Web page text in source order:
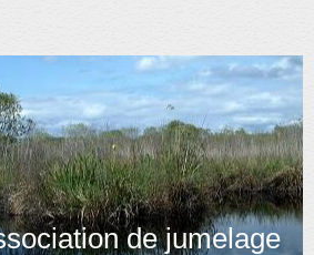
de jumelage